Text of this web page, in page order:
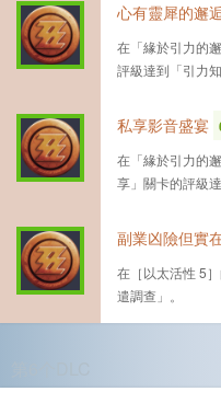
心有靈犀的邂
在「緣於引力的
評級達到「引力知
私享影音盛宴
在「緣於引力的
享」關卡的評級達
副業凶險但實
在［以太活性 5
遣調查」。